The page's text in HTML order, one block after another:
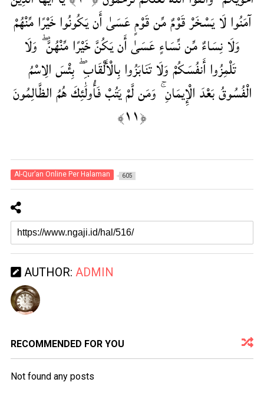
آمَنُوا لَا يَسْخَرْ قَوْمٌ مِّن قَوْمٍ عَسَىٰ أَن يَكُونُوا خَيْرًا مِّنْهُمْ
وَلَا نِسَاءٌ مِّن نِّسَاءٍ عَسَىٰ أَن يَكُنَّ خَيْرًا مِّنْهُنَّ ۖ وَلَا
تَلْمِزُوا أَنفُسَكُمْ وَلَا تَنَابَزُوا بِالْأَلْقَابِ ۖ بِئْسَ الِاسْمُ
الْفُسُوقُ بَعْدَ الْإِيمَانِ ۚ وَمَن لَّمْ يَتُبْ فَأُولَٰئِكَ هُمُ الظَّالِمُونَ
Al-Qur’an Online Per Halaman 605
AUTHOR: ADMIN
RECOMMENDED FOR YOU
Not found any posts